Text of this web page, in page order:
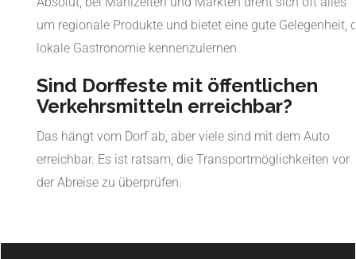
um regionale Produkte und bietet eine gute Gelegenheit,
lokale Gastronomie kennenzulernen.
Sind Dorffeste mit öffentlichen
Verkehrsmitteln erreichbar?
Das hängt vom Dorf ab, aber viele sind mit dem Auto
erreichbar. Es ist ratsam, die Transportmöglichkeiten vor
der Abreise zu überprüfen.